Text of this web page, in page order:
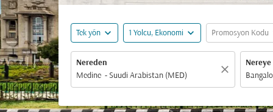
Tek yön expand_more 1 Yolcu, Ekonomi expand_more Promosyon Kodu
Nereden
close
Nereye